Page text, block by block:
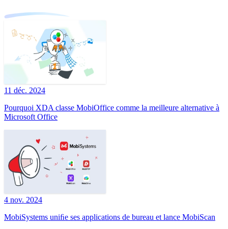
11 déc. 2024
Pourquoi XDA classe MobiOffice comme la meilleure alternative à
Microsoft Office
4 nov. 2024
MobiSystems uniﬁe ses applications de bureau et lance MobiScan